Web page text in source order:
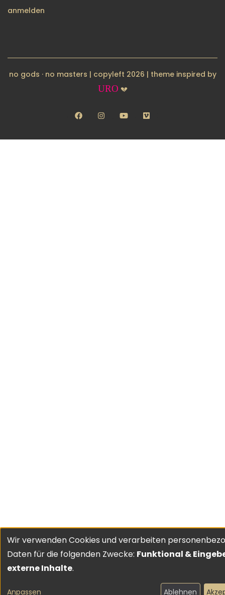
BENUTZERMENÜ
anmelden
no gods · no masters | copyleft 2026 | theme inspired by
URO 💔
facebookinstagramyoutubevimeo
Verwendung
von
Wir verwenden Cookies und verarbeiten
Daten für die folgenden Zwecke: Funktional &
externe Inhalte.
Anpassen Ablehnen